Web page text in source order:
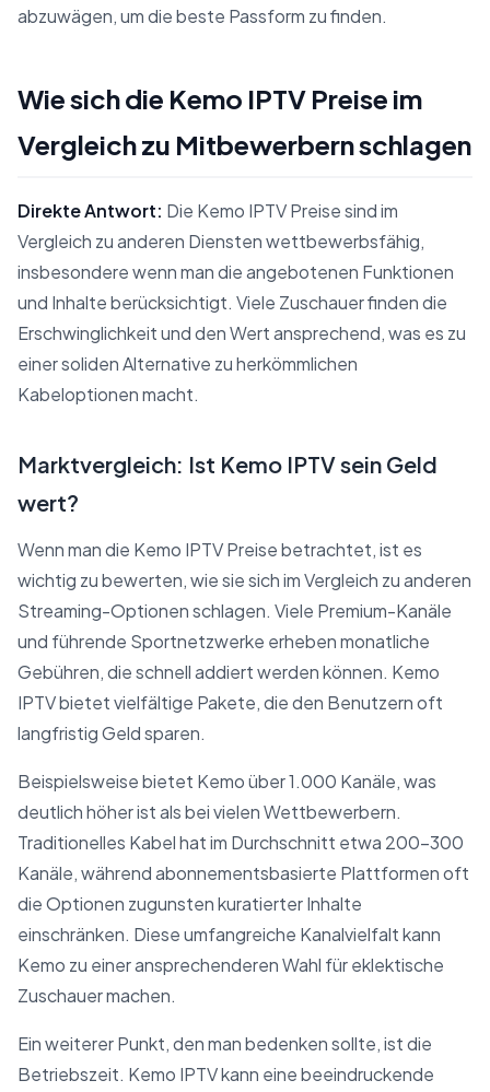
abzuwägen, um die beste Passform zu finden.
Wie sich die Kemo IPTV Preise im
Vergleich zu Mitbewerbern schlagen
Direkte Antwort: Die Kemo IPTV Preise sind im
Vergleich zu anderen Diensten wettbewerbsfähig,
insbesondere wenn man die angebotenen Funktionen
und Inhalte berücksichtigt. Viele Zuschauer finden die
Erschwinglichkeit und den Wert ansprechend, was es zu
einer soliden Alternative zu herkömmlichen
Kabeloptionen macht.
Marktvergleich: Ist Kemo IPTV sein Geld
wert?
Wenn man die Kemo IPTV Preise betrachtet, ist es
wichtig zu bewerten, wie sie sich im Vergleich zu anderen
Streaming-Optionen schlagen. Viele Premium-Kanäle
und führende Sportnetzwerke erheben monatliche
Gebühren, die schnell addiert werden können. Kemo
IPTV bietet vielfältige Pakete, die den Benutzern oft
langfristig Geld sparen.
Beispielsweise bietet Kemo über 1.000 Kanäle, was
deutlich höher ist als bei vielen Wettbewerbern.
Traditionelles Kabel hat im Durchschnitt etwa 200-300
Kanäle, während abonnementsbasierte Plattformen oft
die Optionen zugunsten kuratierter Inhalte
einschränken. Diese umfangreiche Kanalvielfalt kann
Kemo zu einer ansprechenderen Wahl für eklektische
Zuschauer machen.
Ein weiterer Punkt, den man bedenken sollte, ist die
Betriebszeit. Kemo IPTV kann eine beeindruckende